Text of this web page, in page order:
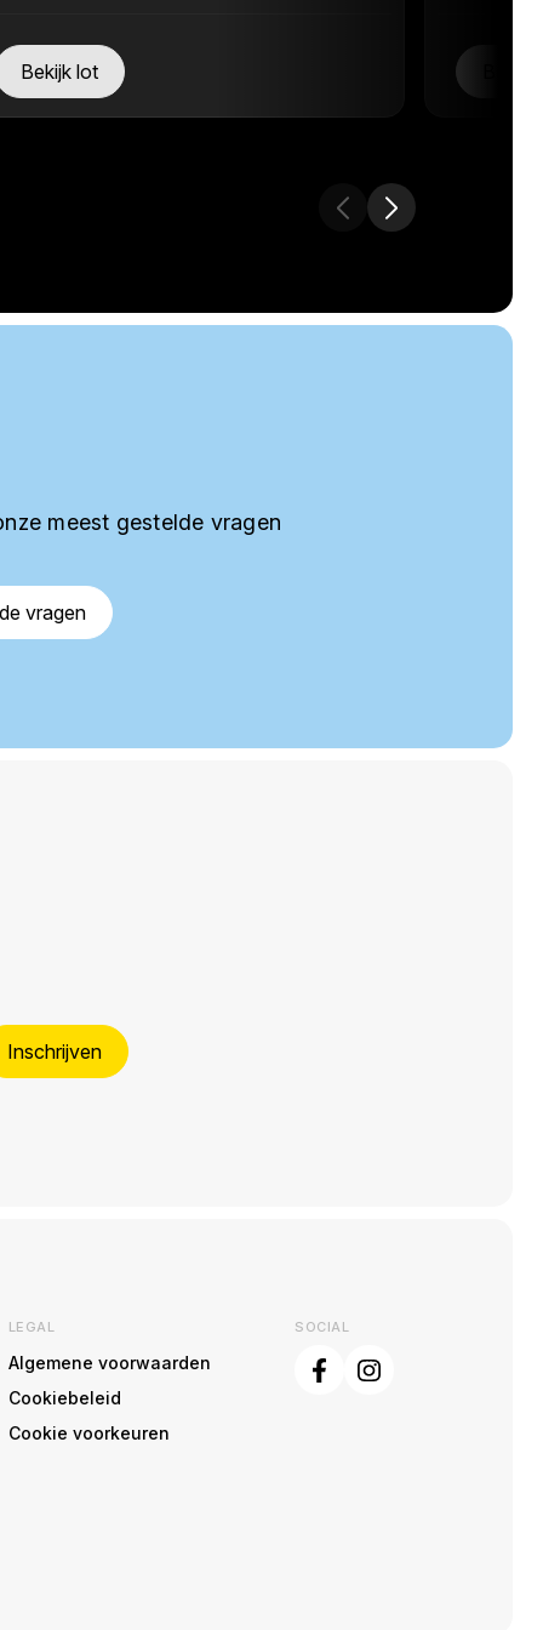
Bekijk lot
meest gestelde vragen
vragen
Inschrijven
LEGAL
Algemene voorwaarden
Cookiebeleid
Cookie voorkeuren
SOCIAL